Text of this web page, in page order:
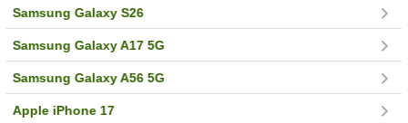
Samsung Galaxy S26
Samsung Galaxy A17 5G
Samsung Galaxy A56 5G
Apple iPhone 17